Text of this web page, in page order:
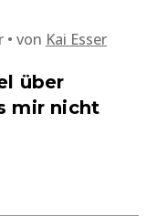
von Kai Esser
über
mir nicht